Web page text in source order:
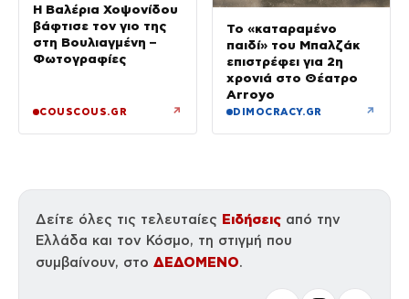
Η Βαλέρια Χοψονίδου
βάφτισε τον γιο της
στη Βουλιαγμένη –
Φωτογραφίες
COUSCOUS.GR ↗
Το «καταραμένο
παιδί» του Μπαλζάκ
επιστρέφει για 2η
χρονιά στο Θέατρο
Arroyo
DIMOCRACY.GR ↗
Δείτε όλες τις τελευταίες Ειδήσεις από την
Ελλάδα και τον Κόσμο, τη στιγμή που
συμβαίνουν, στο ΔΕΔΟΜΕΝΟ.